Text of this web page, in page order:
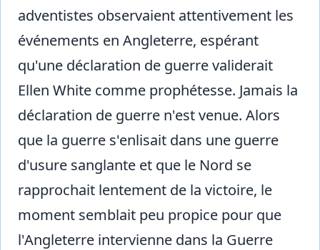
adventistes observaient attentivement les
événements en Angleterre, espérant
qu'une déclaration de guerre validerait
Ellen White comme prophétesse. Jamais la
déclaration de guerre n'est venue. Alors
que la guerre s'enlisait dans une guerre
d'usure sanglante et que le Nord se
rapprochait lentement de la victoire, le
moment semblait peu propice pour que
l'Angleterre intervienne dans la Guerre